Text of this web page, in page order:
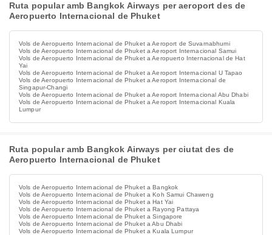
Ruta popular amb Bangkok Airways per aeroport des de
Aeropuerto Internacional de Phuket
Vols de Aeropuerto Internacional de Phuket a Aeroport de Suvarnabhumi
Vols de Aeropuerto Internacional de Phuket a Aeroport Internacional Samui
Vols de Aeropuerto Internacional de Phuket a Aeropuerto Internacional de Hat
Yai
Vols de Aeropuerto Internacional de Phuket a Aeroport Internacional U Tapao
Vols de Aeropuerto Internacional de Phuket a Aeroport Internacional de
Singapur-Changi
Vols de Aeropuerto Internacional de Phuket a Aeroport Internacional Abu Dhabi
Vols de Aeropuerto Internacional de Phuket a Aeroport Internacional Kuala
Lumpur
Ruta popular amb Bangkok Airways per ciutat des de
Aeropuerto Internacional de Phuket
Vols de Aeropuerto Internacional de Phuket a Bangkok
Vols de Aeropuerto Internacional de Phuket a Koh Samui Chaweng
Vols de Aeropuerto Internacional de Phuket a Hat Yai
Vols de Aeropuerto Internacional de Phuket a Rayong Pattaya
Vols de Aeropuerto Internacional de Phuket a Singapore
Vols de Aeropuerto Internacional de Phuket a Abu Dhabi
Vols de Aeropuerto Internacional de Phuket a Kuala Lumpur